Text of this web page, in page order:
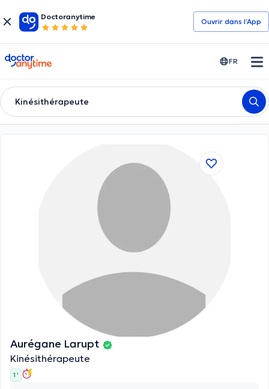
Doctoranytime
Ouvrir dans l’App
doctoranytime FR
Kinésithérapeute
Aurégane Larupt
Kinésithérapeute
1 '